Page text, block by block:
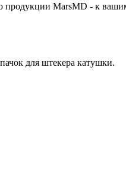
продукции MarsMD - к
для штекера катушки.